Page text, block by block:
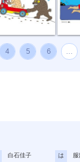
4 5 6 …
白石佳子
は